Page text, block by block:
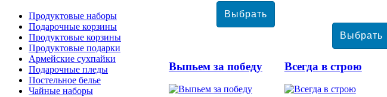
Выпьем за победу Всегда в строю
Продуктовые наборы
Подарочные корзины
Продуктовые корзины
Продуктовые подарки
Армейские сухпайки
Подарочные пледы
Постельное белье
Чайные наборы